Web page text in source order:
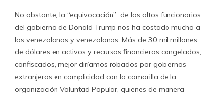
No obstante, la “equivocación” de los altos funcionarios
del gobierno de Donald Trump nos ha costado mucho a
los venezolanos y venezolanas. Más de 30 mil millones
de dólares en activos y recursos financieros congelados,
confiscados, mejor diríamos robados por gobiernos
extranjeros en complicidad con la camarilla de la
organización Voluntad Popular, quienes de manera